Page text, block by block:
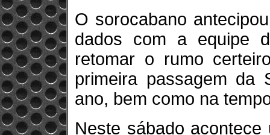
O sorocabano
dados com a equipe
retomar o rumo
primeira passagem da
ano, bem como na
Neste sábado